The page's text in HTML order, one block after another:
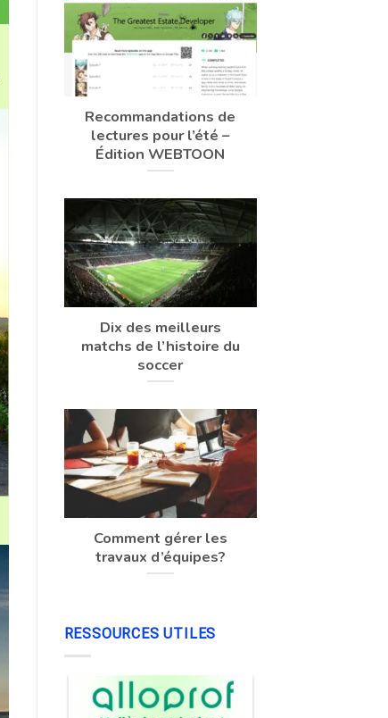
Recommandations de
lectures pour l’été –
Édition WEBTOON
Dix des meilleurs
matchs de l’histoire du
soccer
Comment gérer les
travaux d’équipes?
RESSOURCES UTILES